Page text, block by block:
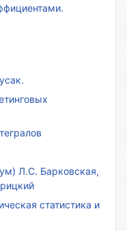
Л.С. Барковская,
статистика и